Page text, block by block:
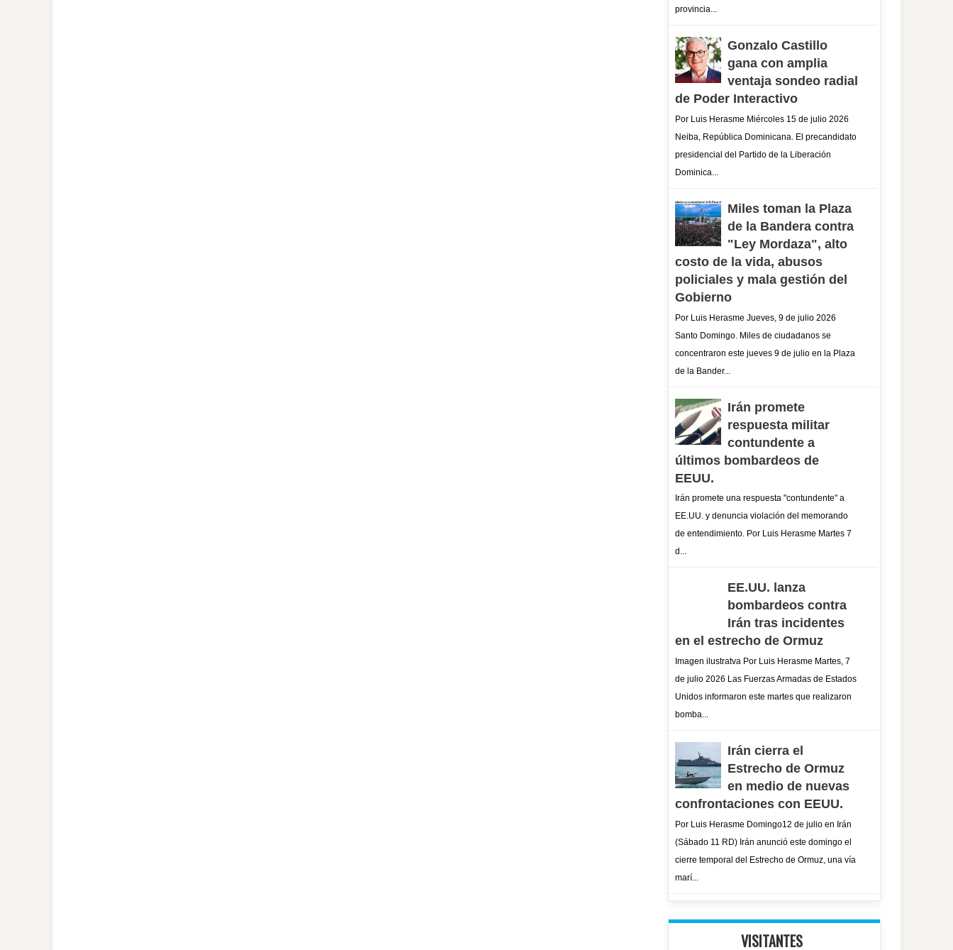
provincia...
Gonzalo Castillo
gana con amplia
ventaja sondeo radial
de Poder Interactivo
Por Luis Herasme Miércoles 15 de julio 2026
Neiba, República Dominicana. El precandidato
presidencial del Partido de la Liberación
Dominica...
Miles toman la Plaza
de la Bandera contra
"Ley Mordaza", alto
costo de la vida, abusos
policiales y mala gestión del
Gobierno
Por Luis Herasme Jueves, 9 de julio 2026
Santo Domingo. Miles de ciudadanos se
concentraron este jueves 9 de julio en la Plaza
de la Bander...
Irán promete
respuesta militar
contundente a
últimos bombardeos de
EEUU.
Irán promete una respuesta "contundente" a
EE.UU. y denuncia violación del memorando
de entendimiento. Por Luis Herasme Martes 7
d...
EE.UU. lanza
bombardeos contra
Irán tras incidentes
en el estrecho de Ormuz
Imagen ilustratva Por Luis Herasme Martes, 7
de julio 2026 Las Fuerzas Armadas de Estados
Unidos informaron este martes que realizaron
bomba...
Irán cierra el
Estrecho de Ormuz
en medio de nuevas
confrontaciones con EEUU.
Por Luis Herasme Domingo12 de julio en Irán
(Sábado 11 RD) Irán anunció este domingo el
cierre temporal del Estrecho de Ormuz, una vía
marí...
VISITANTES